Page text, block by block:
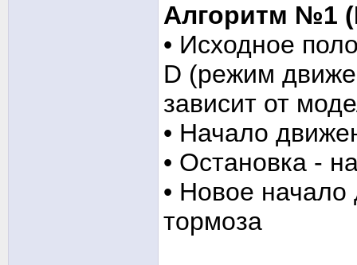
Алгоритм №1
• Исходное
D (режим
зависит от
• Начало
• Остановка -
• Новое начало
тормоза